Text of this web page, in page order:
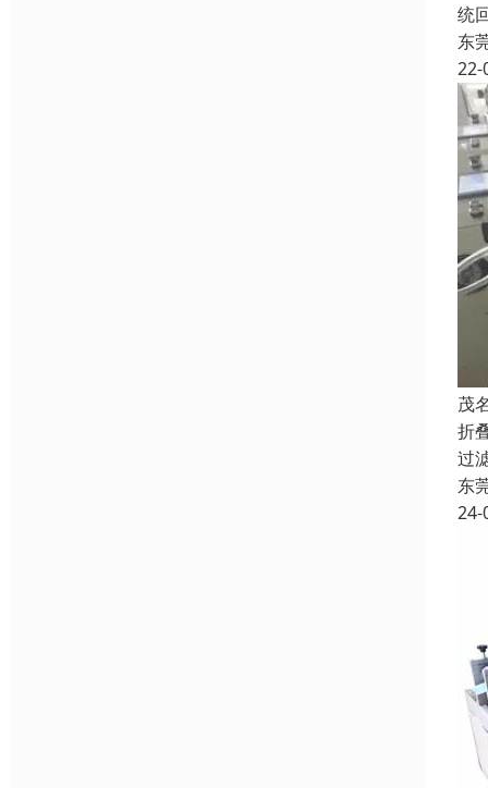
统
东
22-
茂
折
过
东
24-